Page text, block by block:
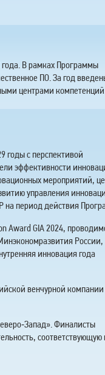
В рамках Программы
ПО. За год
центрами
годы с перспективой
эффективности
мероприятий,
управления
на период действия
Award GIA 2024,
России,
инновация года
венчурной компании
Финалисты